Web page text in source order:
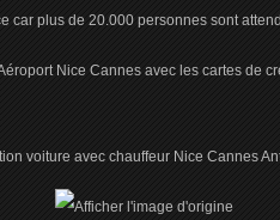
car plus de 20.000 personnes sont
Nice Cannes avec les cartes de
voiture avec chauffeur Nice Cannes